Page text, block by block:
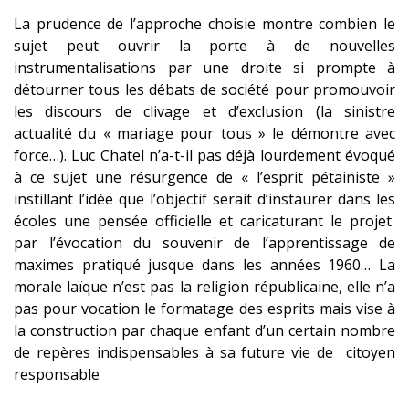
La prudence de l’approche choisie montre combien le
sujet peut ouvrir la porte à de nouvelles
instrumentalisations par une droite si prompte à
détourner tous les débats de société pour promouvoir
les discours de clivage et d’exclusion (la sinistre
actualité du « mariage pour tous » le démontre avec
force…). Luc Chatel n’a-t-il pas déjà lourdement évoqué
à ce sujet une résurgence de « l’esprit pétainiste »
instillant l’idée que l’objectif serait d’instaurer dans les
écoles une pensée officielle et caricaturant le projet
par l’évocation du souvenir de l’apprentissage de
maximes pratiqué jusque dans les années 1960… La
morale laïque n’est pas la religion républicaine, elle n’a
pas pour vocation le formatage des esprits mais vise à
la construction par chaque enfant d’un certain nombre
de repères indispensables à sa future vie de citoyen
responsable